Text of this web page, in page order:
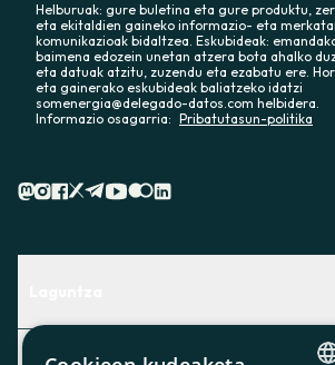
Helburuak: gure buletina eta gure produktu,
eta ekitaldien gaineko informazio- eta
komunikazioak bidaltzea. Eskubideak:
baimena edozein unetan atzera bota ahalko
eta datuak atzitu, zuzendu eta ezabatu ere.
eta gainerako eskubideak baliatzeko idatzi
somenergia@delegado-datos.com helbidera.
Informazio osagarria: Pribatutasun-politika
Centro de Ayuda